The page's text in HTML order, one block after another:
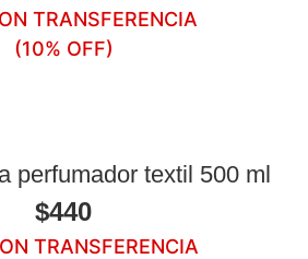
TRANSFERENCIA
(10% OFF)
perfumador textil 500 ml
$440
TRANSFERENCIA